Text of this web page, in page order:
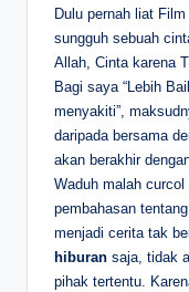
Dulu pernah liat
sungguh sebuah
Allah, Cinta karena
Bagi saya “Lebih
menyakiti”,
daripada bersama
akan berakhir
Waduh malah
pembahasan
menjadi cerita tak
hiburan saja, tidak
pihak tertentu.